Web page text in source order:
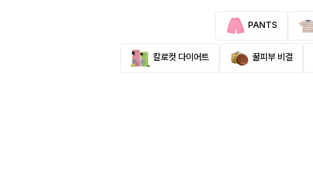
PANTS
칼로컷 다이어트 꿀피부 비결